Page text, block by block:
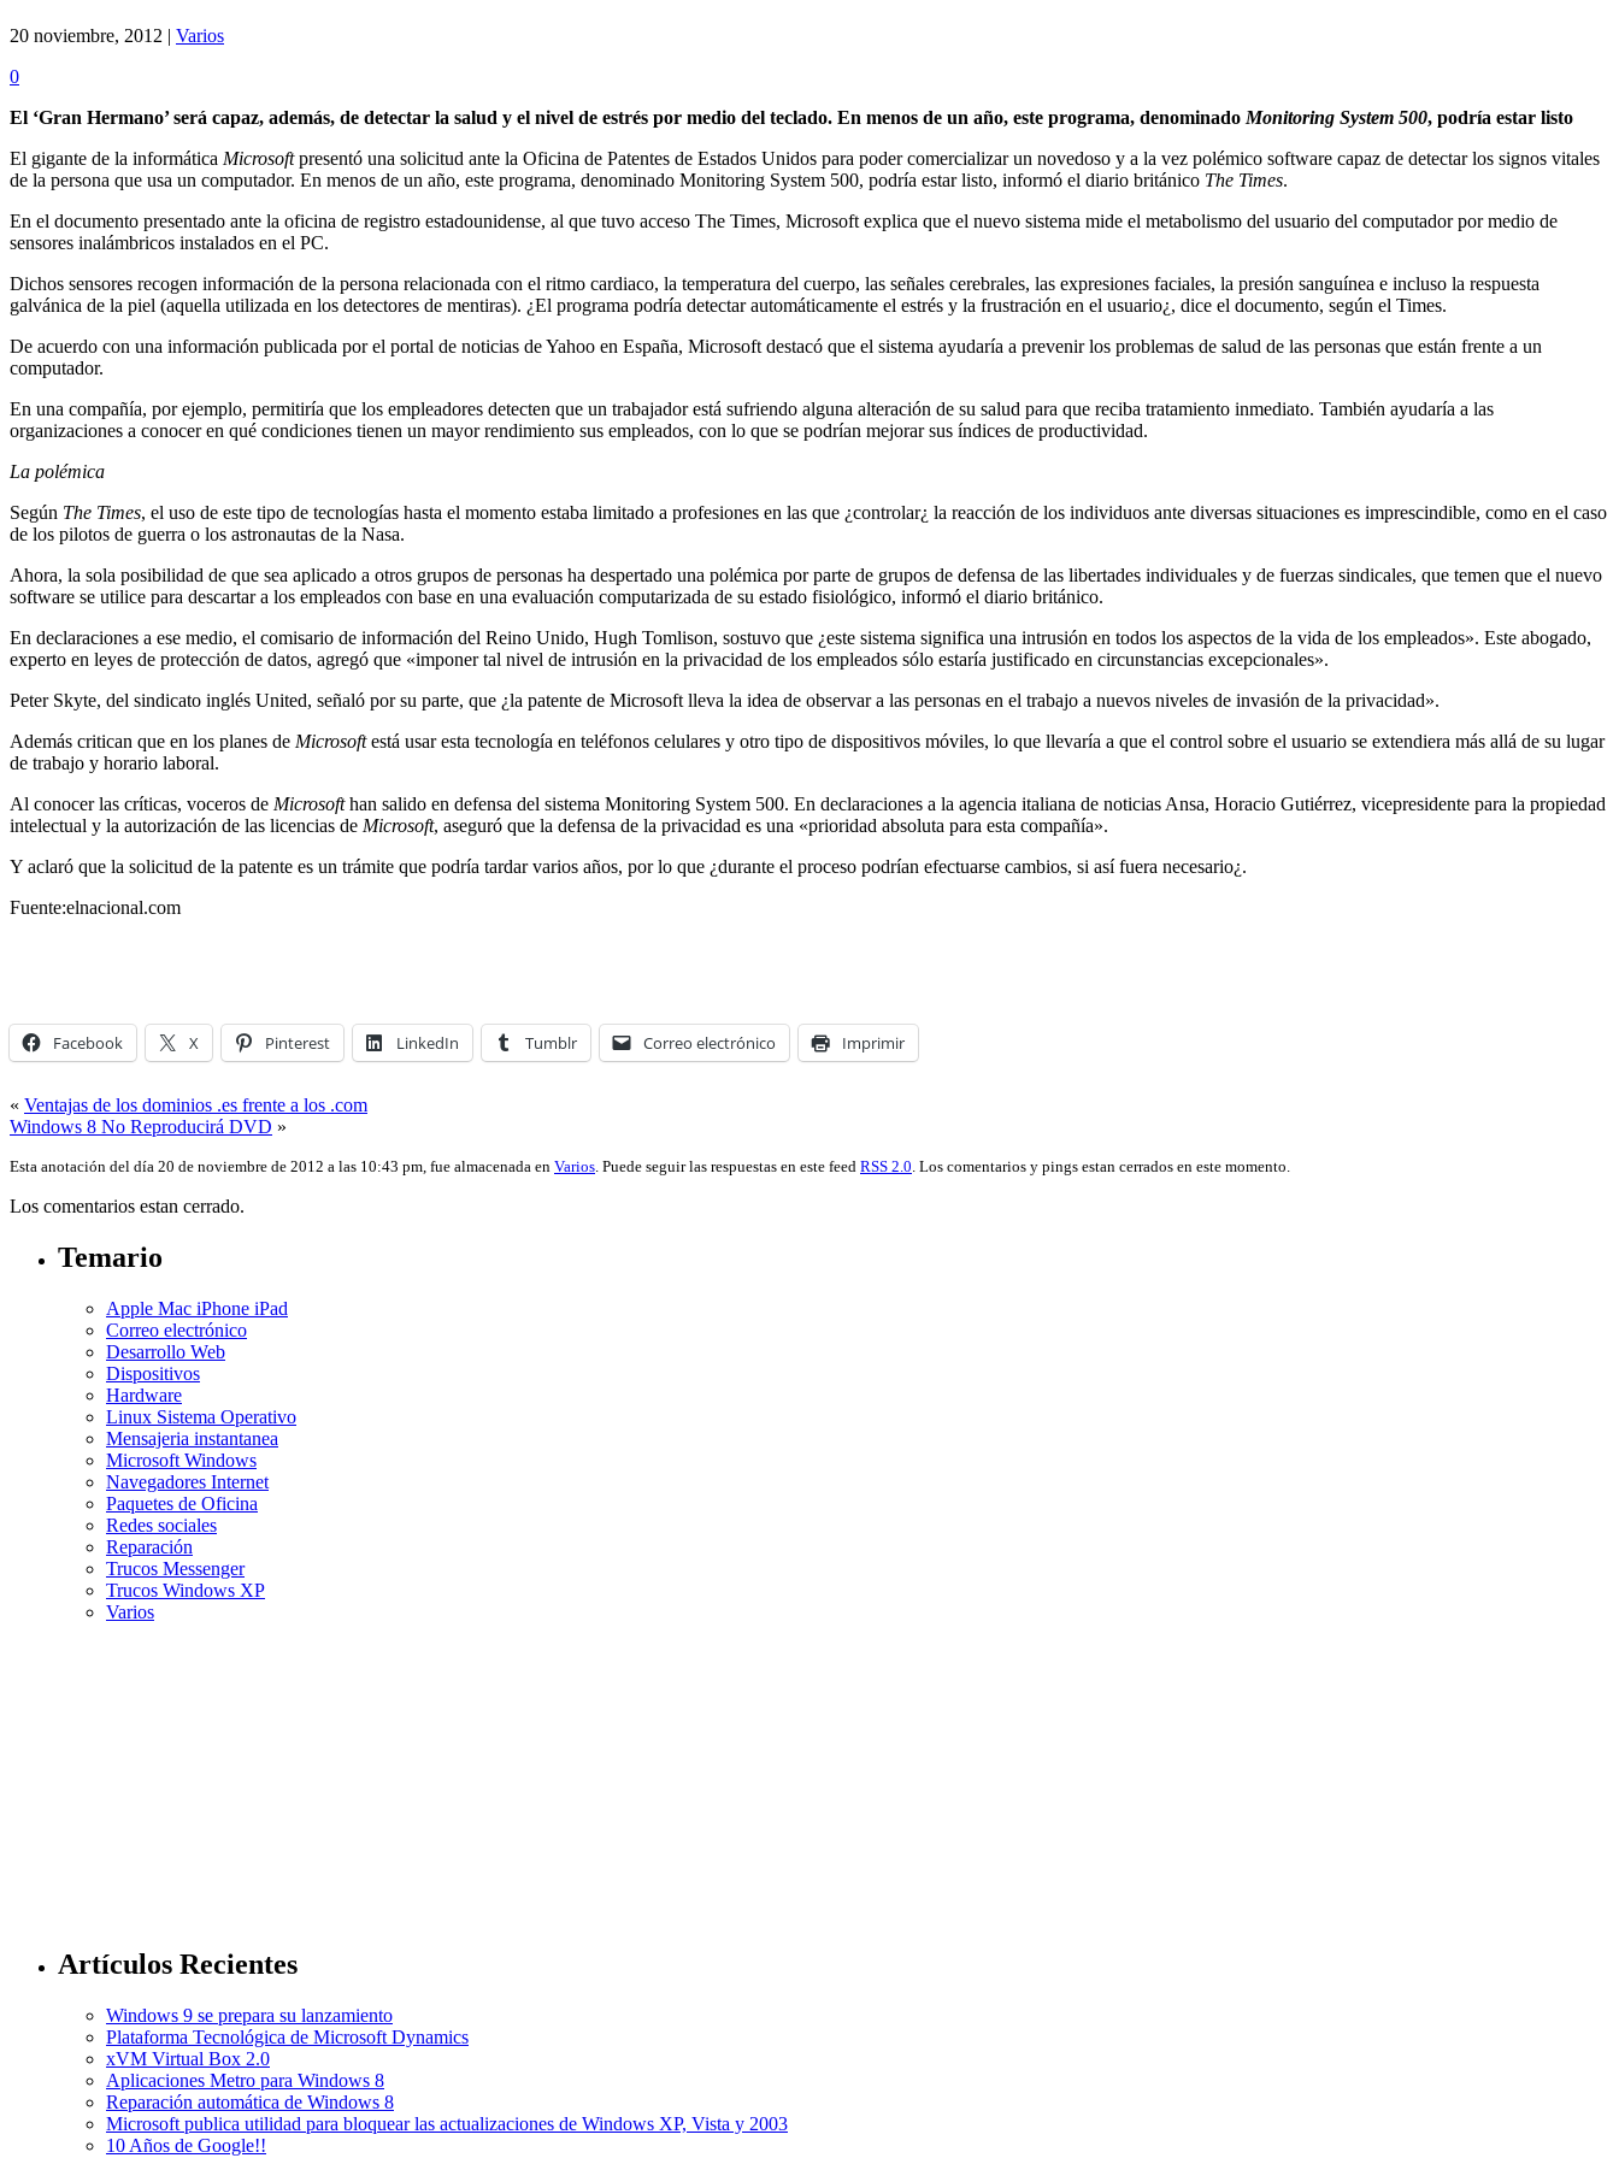
20 noviembre, 2012 | Varios
0
El ‘Gran Hermano’ será capaz, además, de detectar la salud y el nivel de estrés por medio del teclado. En menos de un año, este programa, denominado Monitoring System 500, podría estar listo
El gigante de la informática Microsoftpresentó una solicitud ante la Oficina de Patentes de Estados Unidos para poder comercializar un novedoso y a la vez polémico software capaz de detectar los signos vitales
de la persona que usa un computador. En menos de un año, este programa, denominado Monitoring System 500, podría estar listo, informó el diario británico The Times.
En el documento presentado ante la oficina de registro estadounidense, al que tuvo acceso The Times, Microsoft explica que el nuevo sistema mide el metabolismo del usuario del computador por medio de
sensores inalámbricos instalados en el PC.
Dichos sensores recogen información de la persona relacionada con el ritmo cardiaco, la temperatura del cuerpo, las señales cerebrales, las expresiones faciales, la presión sanguínea e incluso la respuesta
galvánica de la piel (aquella utilizada en los detectores de mentiras). ¿El programa podría detectar automáticamente el estrés y la frustración en el usuario¿, dice el documento, según el Times.
De acuerdo con una información publicada por el portal de noticias de Yahoo en España, Microsoft destacó que el sistema ayudaría a prevenir los problemas de salud de las personas que están frente a un
computador.
En una compañía, por ejemplo, permitiría que los empleadores detecten que un trabajador está sufriendo alguna alteración de su salud para que reciba tratamiento inmediato. También ayudaría a las
organizaciones a conocer en qué condiciones tienen un mayor rendimiento sus empleados, con lo que se podrían mejorar sus índices de productividad.
La polémica
Según The Times, el uso de este tipo de tecnologías hasta el momento estaba limitado a profesiones en las que ¿controlar¿ la reacción de los individuos ante diversas situaciones es imprescindible, como en el caso
de los pilotos de guerra o los astronautas de la Nasa.
Ahora, la sola posibilidad de que sea aplicado a otros grupos de personas ha despertado una polémica por parte de grupos de defensa de las libertades individuales y de fuerzas sindicales, que temen que el nuevo
software se utilice para descartar a los empleados con base en una evaluación computarizada de su estado fisiológico, informó el diario británico.
En declaraciones a ese medio, el comisario de información del Reino Unido, Hugh Tomlison, sostuvo que ¿este sistema significa una intrusión en todos los aspectos de la vida de los empleados». Este abogado,
experto en leyes de protección de datos, agregó que «imponer tal nivel de intrusión en la privacidad de los empleados sólo estaría justificado en circunstancias excepcionales».
Peter Skyte, del sindicato inglés United, señaló por su parte, que ¿la patente de Microsoft lleva la idea de observar a las personas en el trabajo a nuevos niveles de invasión de la privacidad».
Además critican que en los planes de Microsoftestá usar esta tecnología en teléfonos celulares y otro tipo de dispositivos móviles, lo que llevaría a que el control sobre el usuario se extendiera más allá de su lugar
de trabajo y horario laboral.
Al conocer las críticas, voceros de Microsofthan salido en defensa del sistema Monitoring System 500. En declaraciones a la agencia italiana de noticias Ansa, Horacio Gutiérrez, vicepresidente para la propiedad
intelectual y la autorización de las licencias de Microsoft, aseguró que la defensa de la privacidad es una «prioridad absoluta para esta compañía».
Y aclaró que la solicitud de la patente es un trámite que podría tardar varios años, por lo que ¿durante el proceso podrían efectuarse cambios, si así fuera necesario¿.
Fuente:elnacional.com
Facebook X Pinterest LinkedIn Tumblr Correo electrónico Imprimir
« Ventajas de los dominios .es frente a los .com
Windows 8 No Reproducirá DVD »
Esta anotación del día 20 de noviembre de 2012 a las 10:43 pm, fue almacenada en Varios . Puede seguir las respuestas en este feed RSS 2.0 . Los comentarios y pings estan cerrados en este momento.
Los comentarios estan cerrado.
Temario
Apple Mac iPhone iPad
Correo electrónico
Desarrollo Web
Dispositivos
Hardware
Linux Sistema Operativo
Mensajeria instantanea
Microsoft Windows
Navegadores Internet
Paquetes de Oficina
Redes sociales
Reparación
Trucos Messenger
Trucos Windows XP
Varios
Artículos Recientes
Windows 9 se prepara su lanzamiento
Plataforma Tecnológica de Microsoft Dynamics
xVM Virtual Box 2.0
Aplicaciones Metro para Windows 8
Reparación automática de Windows 8
Microsoft publica utilidad para bloquear las actualizaciones de Windows XP, Vista y 2003
10 Años de Google!!